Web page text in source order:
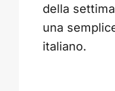
della
una
italiano.